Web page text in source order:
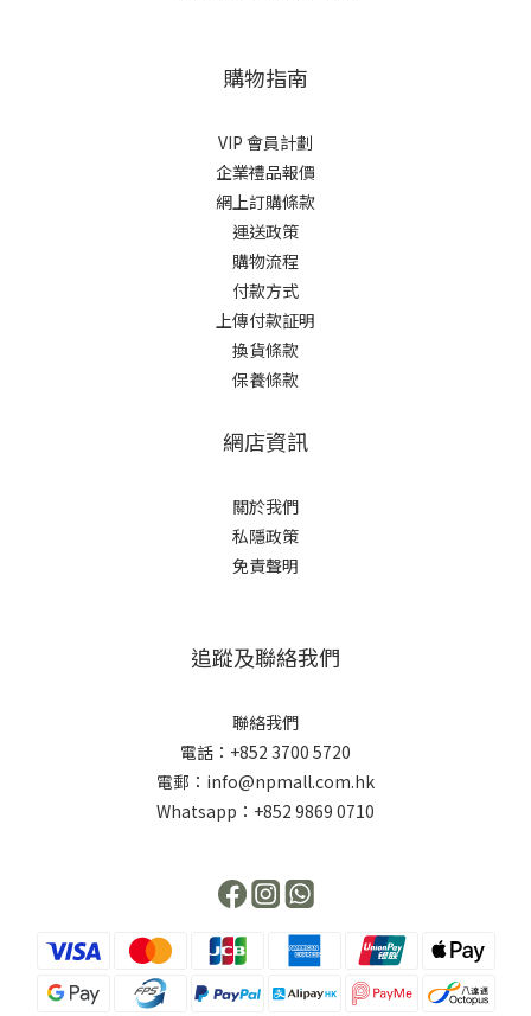
購物指南
VIP 會員計劃
企業禮品報價
網上訂購條款
運送政策
購物流程
付款方式
上傳付款証明
換貨條款
保養條款
網店資訊
關於我們
私隱政策
免責聲明
追蹤及聯絡我們
聯絡我們
電話：+852 3700 5720
電郵：info@npmall.com.hk
Whatsapp：+852 9869 0710